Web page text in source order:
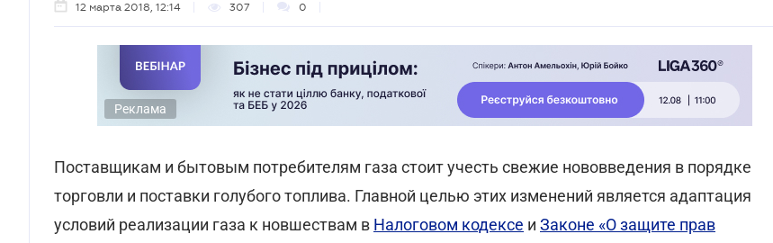
12 марта 2018, 12:14 307 0
Реклама
Поставщикам и бытовым потребителям газа стоит учесть свежие нововведения в порядке
торговли и поставки голубого топлива. Главной целью этих изменений является адаптация
условий реализации газа к новшествам в Налоговом кодексе и Законе «О защите прав